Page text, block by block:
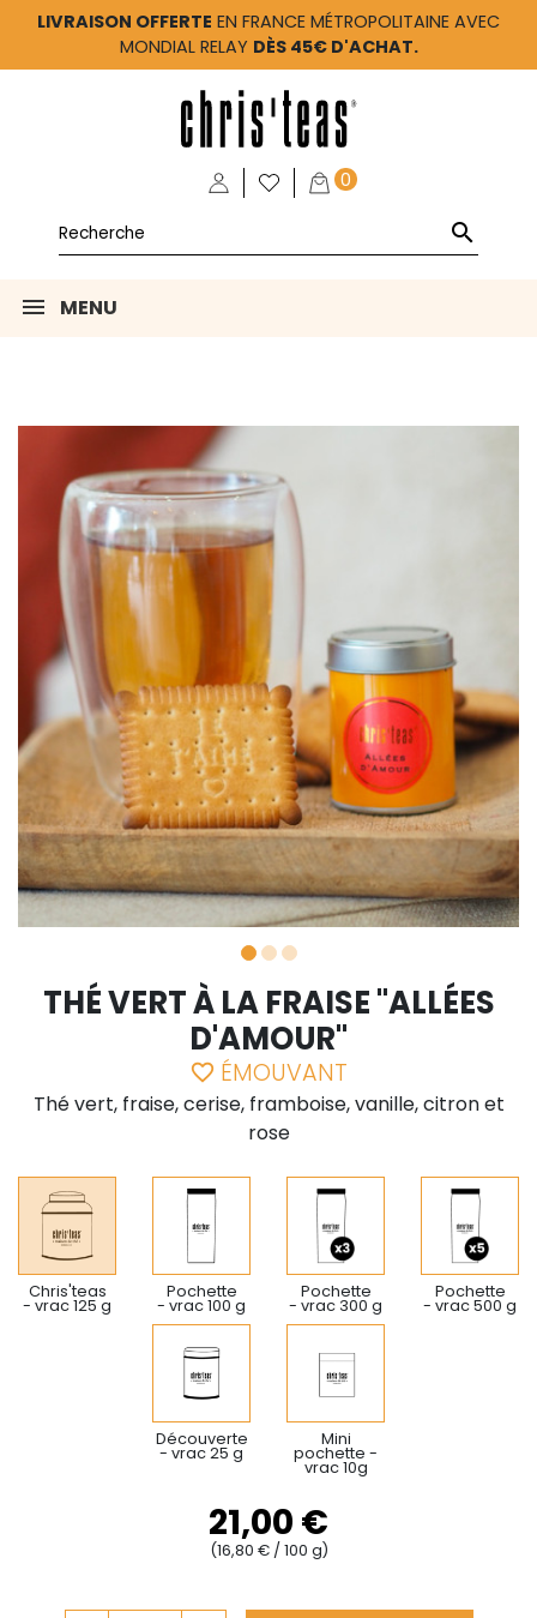
LIVRAISON OFFERTE EN FRANCE MÉTROPOLITAINE AVEC
MONDIAL RELAY DÈS 45€ D'ACHAT.
0

MENU
THÉ VERT À LA FRAISE "ALLÉES
D'AMOUR"
favorite_border ÉMOUVANT
Thé vert, fraise, cerise, framboise, vanille, citron et
rose
Chris'teas
- vrac 125 g
Pochette
- vrac 100 g
Pochette
- vrac 300 g
Pochette
- vrac 500 g
Découverte
- vrac 25 g
Mini
pochette -
vrac 10g
21,00 €
(16,80 € / 100 g)